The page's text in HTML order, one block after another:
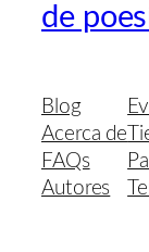
de
Blog
Acerca de
FAQs
Autores